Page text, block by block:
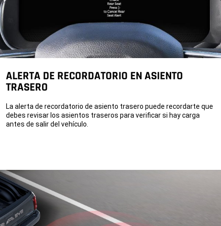
ALERTA DE RECORDATORIO EN ASIENTO
TRASERO
La alerta de recordatorio de asiento trasero puede recordarte que
debes revisar los asientos traseros para verificar si hay carga
antes de salir del vehículo.